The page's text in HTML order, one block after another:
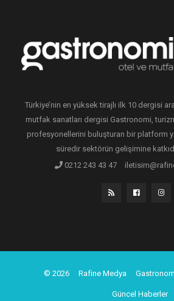
Türkiye’nin en yüksek tirajlı ilk 10 dergisi
mutfak sanatları dergisi Gastronomi,
profesyonellerini buluşturan bir platform
süredir sektörün gelişimine
0212 243 43 47
© 2026 Rafine Medya
Güncel Haberler